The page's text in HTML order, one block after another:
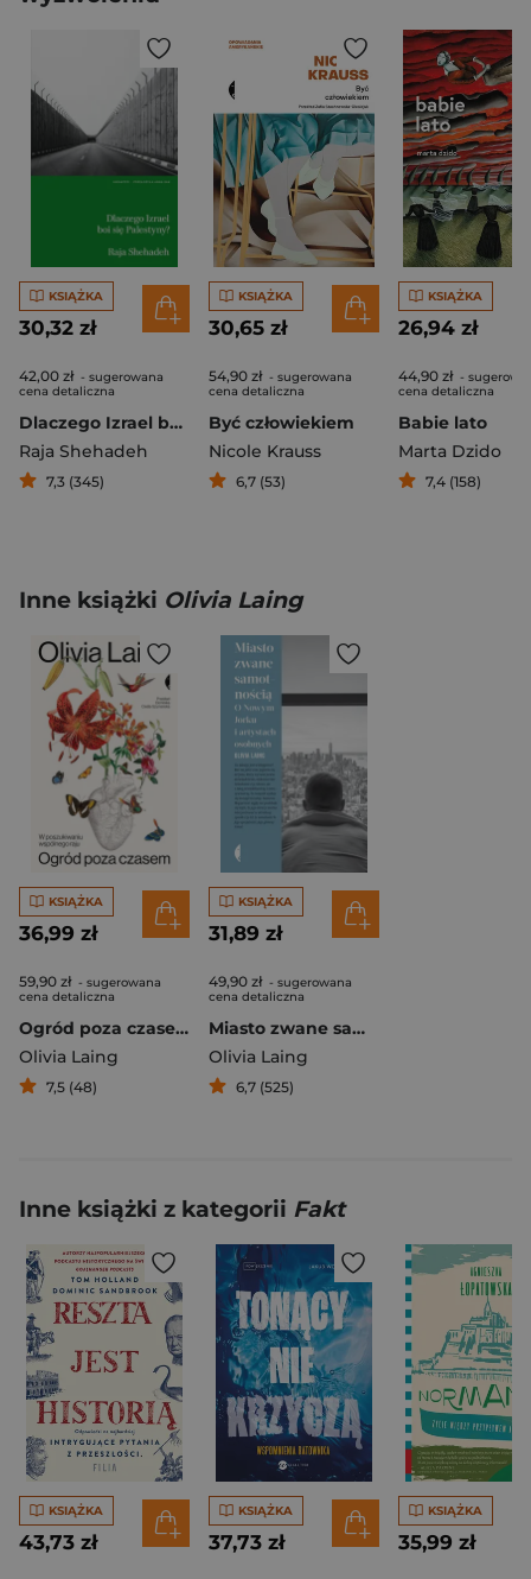
KSIĄŻKA
30,32 zł
42,00 zł - sugerowana
cena detaliczna
Dlaczego Izrael boi się Palestyny?
Raja Shehadeh
7,3 (345)
KSIĄŻKA
30,65 zł
54,90 zł - sugerowana
cena detaliczna
Być człowiekiem
Nicole Krauss
6,7 (53)
KSIĄŻKA
26,94 zł
44,90 zł -
cena detaliczna
Babie lato
Marta Dzido
7,4 (158)
Inne książki Olivia Laing
KSIĄŻKA
36,99 zł
59,90 zł - sugerowana
cena detaliczna
Ogród poza czasem. W poszukiwaniu wspólnego raju
Olivia Laing
7,5 (48)
KSIĄŻKA
31,89 zł
49,90 zł - sugerowana
cena detaliczna
Miasto zwane samotnością O Nowym Jorku i artystach osobnych
Olivia Laing
6,7 (525)
Inne książki z kategorii Fakt
KSIĄŻKA
43,73 zł
KSIĄŻKA
37,73 zł
KSIĄŻKA
35,99 zł